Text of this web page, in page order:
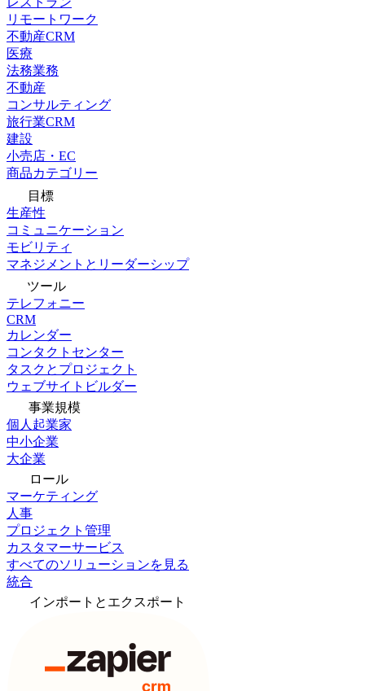
リモートワーク
不動産CRM
医療
法務業務
不動産
コンサルティング
旅行業CRM
建設
小売店・EC
商品カテゴリー
目標
生産性
コミュニケーション
モビリティ
マネジメントとリーダーシップ
ツール
テレフォニー
CRM
カレンダー
コンタクトセンター
タスクとプロジェクト
ウェブサイトビルダー
事業規模
個人起業家
中小企業
大企業
ロール
マーケティング
人事
プロジェクト管理
カスタマーサービス
すべてのソリューションを見る
統合
インポートとエクスポート